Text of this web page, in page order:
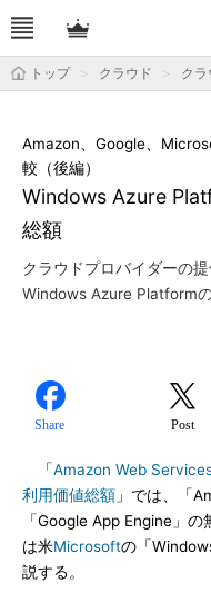
トップ クラウド ク
Windows Azure
総額
Amazon、Google、
較（後編）
クラウドプロバイダーの
Windows Azure Platform
Share Post
「Amazon Web
利用価値総額 」では、「
「Google App Engine」
は米Microsoftの「
説する。